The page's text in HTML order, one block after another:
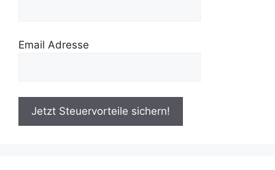
Email Adresse